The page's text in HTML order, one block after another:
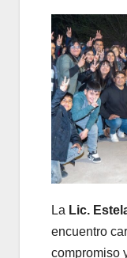
La Lic.
encuentro
compromiso